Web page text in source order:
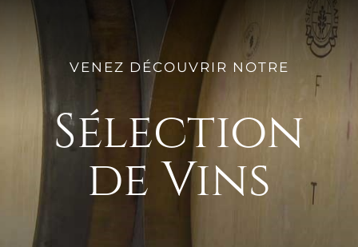
VENEZ DÉCOUVRIR NOTRE
Sélection
de Vins